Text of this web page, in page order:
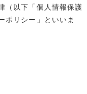
（以下「個人情報保護
ポリシー」といいま